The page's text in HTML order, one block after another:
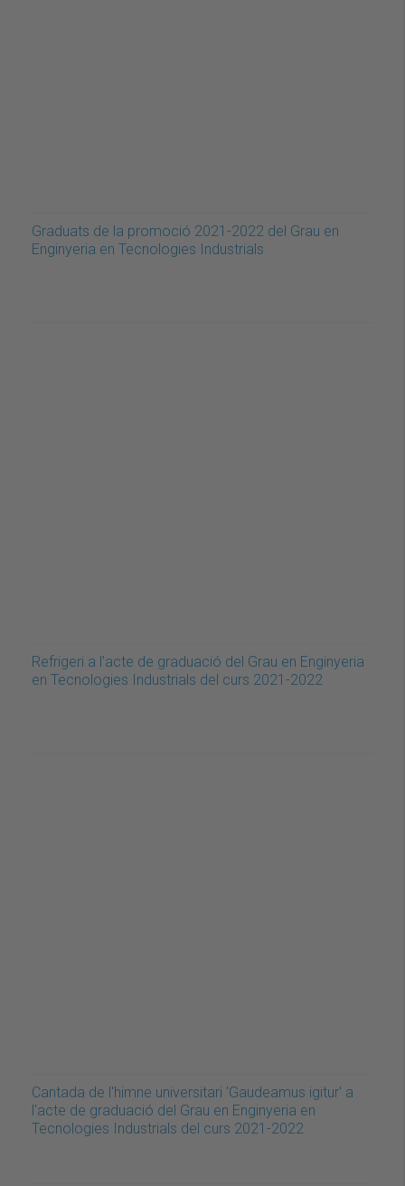
Graduats de la promoció 2021-2022 del Grau en
Enginyeria en Tecnologies Industrials
Refrigeri a l'acte de graduació del Grau en Enginyeria
en Tecnologies Industrials del curs 2021-2022
Cantada de l'himne universitari 'Gaudeamus igitur' a
l'acte de graduació del Grau en Enginyeria en
Tecnologies Industrials del curs 2021-2022